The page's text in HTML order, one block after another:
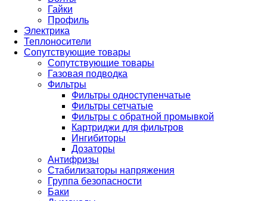
Гайки
Профиль
Электрика
Теплоносители
Сопутствующие товары
Сопутствующие товары
Газовая подводка
Фильтры
Фильтры одноступенчатые
Фильтры сетчатые
Фильтры с обратной промывкой
Картриджи для фильтров
Ингибиторы
Дозаторы
Антифризы
Стабилизаторы напряжения
Группа безопасности
Баки